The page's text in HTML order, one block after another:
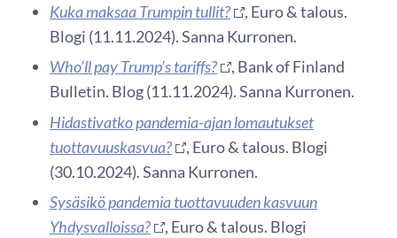
Kuka maksaa Trumpin tullit?
, Euro & talous.
Blogi (11.11.2024). Sanna Kurronen.
Who’ll pay Trump’s tariffs?
, Bank of Finland
Bulletin. Blog (11.11.2024). Sanna Kurronen.
Hidastivatko pandemia-ajan lomautukset
tuottavuuskasvua?
, Euro & talous. Blogi
(30.10.2024). Sanna Kurronen.
Sysäsikö pandemia tuottavuuden kasvuun
Yhdysvalloissa?
, Euro & talous. Blogi